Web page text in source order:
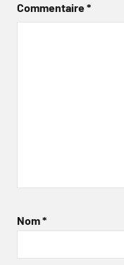
Commentaire*
Nom*